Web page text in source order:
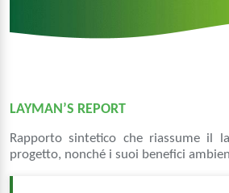
LAYMAN’S REPORT
Rapporto sintetico che riassume il
progetto, nonché i suoi benefici